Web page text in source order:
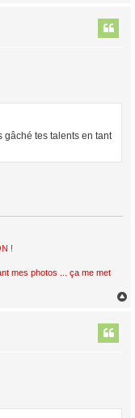
gâché tes talents en tant
!
mes photos ... ça me met